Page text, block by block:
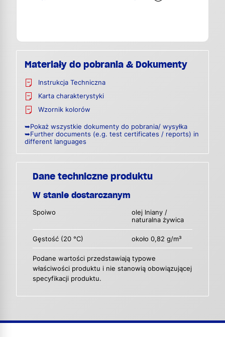
Materiały do pobrania & Dokumenty
Instrukcja Techniczna
Karta charakterystyki
Wzornik kolorów
➥Pokaż wszystkie dokumenty do pobrania/ wysyłka
➥Further documents (e.g. test certificates / reports) in
different languages
Dane techniczne produktu
W stanie dostarczanym
Spoiwo
olej lniany /
naturalna żywica
Gęstość (20 °C) około 0,82 g/m³
Podane wartości przedstawiają typowe
właściwości produktu i nie stanowią obowiązującej
specyfikacji produktu.